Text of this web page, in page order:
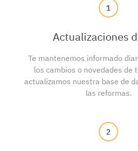
1
Actualizaciones
Te mantenemos informado
los cambios o novedades de
actualizamos nuestra base de
las reformas.
2